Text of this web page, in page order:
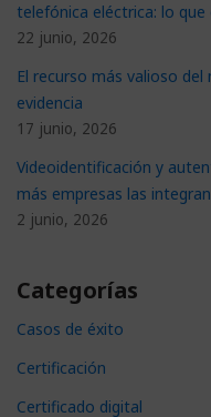
telefónica eléctrica: lo que
22 junio, 2026
El recurso más valioso
evidencia
17 junio, 2026
Videoidentificación y
más empresas las
2 junio, 2026
Categorías
Casos de éxito
Certificación
Certificado digital